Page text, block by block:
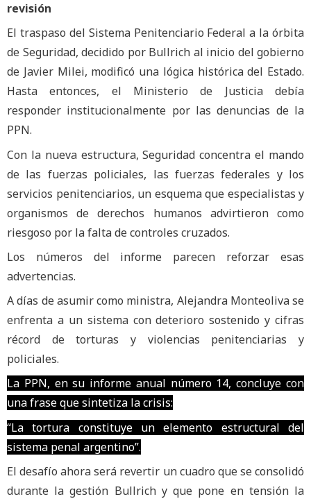
revisión
El traspaso del Sistema Penitenciario Federal a la órbita
de Seguridad, decidido por Bullrich al inicio del gobierno
de Javier Milei, modificó una lógica histórica del Estado.
Hasta entonces, el Ministerio de Justicia debía
responder institucionalmente por las denuncias de la
PPN.
Con la nueva estructura, Seguridad concentra el mando
de las fuerzas policiales, las fuerzas federales y los
servicios penitenciarios, un esquema que especialistas y
organismos de derechos humanos advirtieron como
riesgoso por la falta de controles cruzados.
Los números del informe parecen reforzar esas
advertencias.
A días de asumir como ministra, Alejandra Monteoliva se
enfrenta a un sistema con deterioro sostenido y cifras
récord de torturas y violencias penitenciarias y
policiales.
La PPN, en su informe anual número 14, concluye con
una frase que sintetiza la crisis:
“La tortura constituye un elemento estructural del
sistema penal argentino”.
El desafío ahora será revertir un cuadro que se consolidó
durante la gestión Bullrich y que pone en tensión la